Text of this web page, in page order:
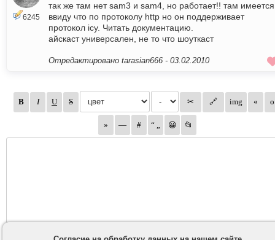
6245
так же там нет sam3 и sam4, но работает!! там имеется
ввиду что по протоколу http но он поддерживает
протокол icy. Читать документацию.
айскаст универсален, не то что шоуткаст
Отредактировано tarasian666 - 03.02.2010